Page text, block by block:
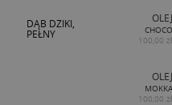
DĄB DZIKI,
PEŁNY
OLEJ
CHOCO
100,00 zł
OLEJ
MOKKA
100,00 zł